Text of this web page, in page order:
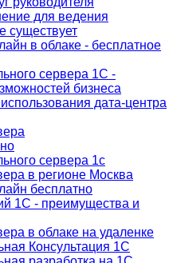
для ведения
существует
в облаке - бесплатное
сервера 1С -
бизнеса
дата-центра
сервера 1с
в регионе Москва
бесплатно
1С - преимущества и
в облаке на удаленке
Консультация 1С